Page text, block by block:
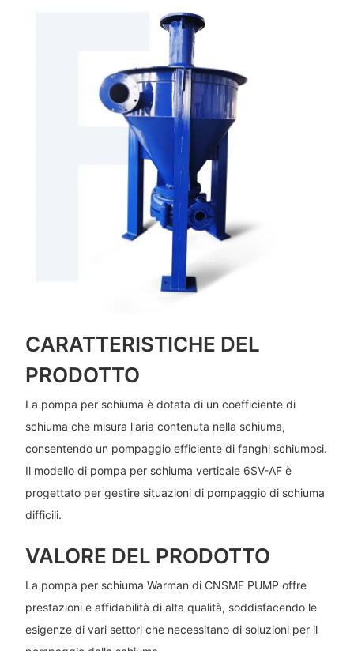
CARATTERISTICHE DEL
PRODOTTO
La pompa per schiuma è dotata di un coefficiente di
schiuma che misura l'aria contenuta nella schiuma,
consentendo un pompaggio efficiente di fanghi schiumosi.
Il modello di pompa per schiuma verticale 6SV-AF è
progettato per gestire situazioni di pompaggio di schiuma
difficili.
VALORE DEL PRODOTTO
La pompa per schiuma Warman di CNSME PUMP offre
prestazioni e affidabilità di alta qualità, soddisfacendo le
esigenze di vari settori che necessitano di soluzioni per il